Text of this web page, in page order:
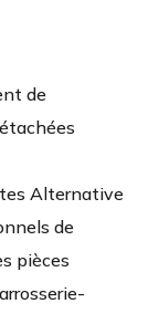
de
Alternative
de
pièces